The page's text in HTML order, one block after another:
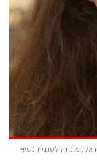
מונתה לסגנית נשיא